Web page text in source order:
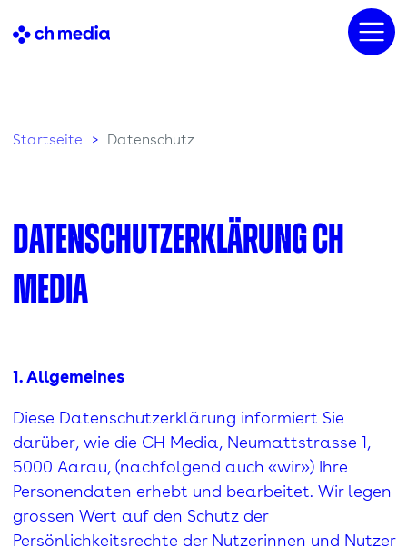
Startseite Datenschutz
Datenschutzerklärung CH
MEDIA
1. Allgemeines
Diese Datenschutzerklärung informiert Sie
darüber, wie die CH Media, Neumattstrasse 1,
5000 Aarau, (nachfolgend auch «wir») Ihre
Personendaten erhebt und bearbeitet. Wir legen
grossen Wert auf den Schutz der
Persönlichkeitsrechte der Nutzerinnen und Nutzer